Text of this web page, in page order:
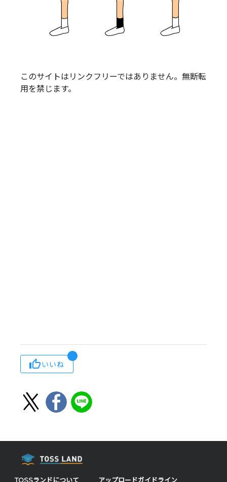
このサイトはリンクフリーではありません。無断転
用を禁じます。
いいね
TOSSランドについて アップロードガイドライン